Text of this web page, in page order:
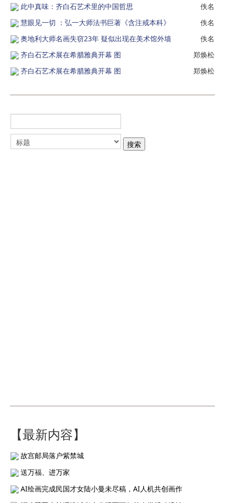
此中真味：齐白石艺术里的中国哲思
佚名
慧眼见一切 ：弘一大师法书巨著《含注戒本科》
佚名
奥地利大师名画失窃23年 疑似出现在美术馆外墙
佚名
齐白石艺术展在希腊雅典开幕 图
郑焕松
齐白石艺术展在希腊雅典开幕 图
郑焕松
【最新内容】
故宫邮局落户紫禁城
送万福、进万家
AI绘画完成民国才女陆小曼未尽稿，AI人机共创画作